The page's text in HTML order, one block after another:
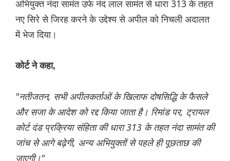
अभियुक्त नंदा सामंत उर्फ नंद लाल सामंत से धारा 313 के तहत
नए सिरे से जिरह करने के उद्देश्य से अपील को निचली अदालत
में भेज दिया।
कोर्ट ने कहा,
"नतीजतन, सभी अपीलकर्ताओं के खिलाफ दोषसिद्धि के फैसले
और सजा के आदेश को रद्द किया जाता है। रिमांड पर, ट्रायल
कोर्ट दंड प्रक्रिया संहिता की धारा 313 के तहत नंदा सामंत की
जांच से आगे बढ़ेगी, अन्य अभियुक्तों से पहले ही पूछताछ की
जाएगी।"